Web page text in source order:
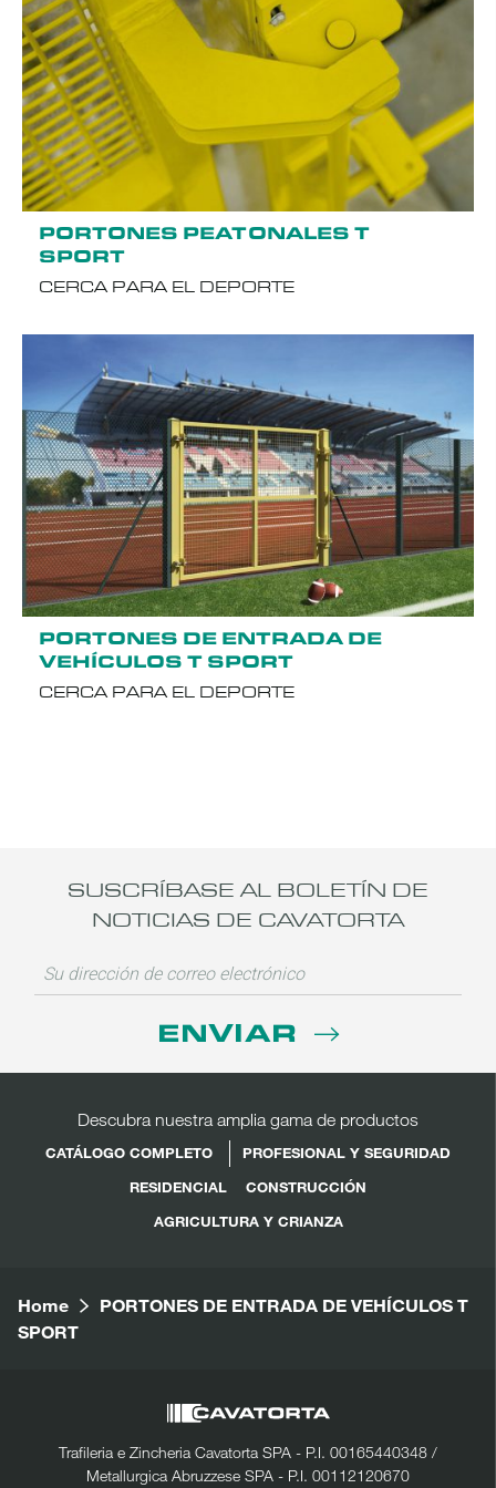
PORTONES PEATONALES T
SPORT
CERCA PARA EL DEPORTE
PORTONES DE ENTRADA DE
VEHÍCULOS T SPORT
CERCA PARA EL DEPORTE
SUSCRÍBASE AL BOLETÍN DE
NOTICIAS DE CAVATORTA
ENVIAR
Descubra nuestra amplia gama de productos
CATÁLOGO COMPLETO
PROFESIONAL Y SEGURIDAD
RESIDENCIAL
CONSTRUCCIÓN
AGRICULTURA Y CRIANZA
Home
PORTONES DE ENTRADA DE VEHÍCULOS T
SPORT
Trafileria e Zincheria Cavatorta SPA - P.I. 00165440348 /
Metallurgica Abruzzese SPA - P.I. 00112120670